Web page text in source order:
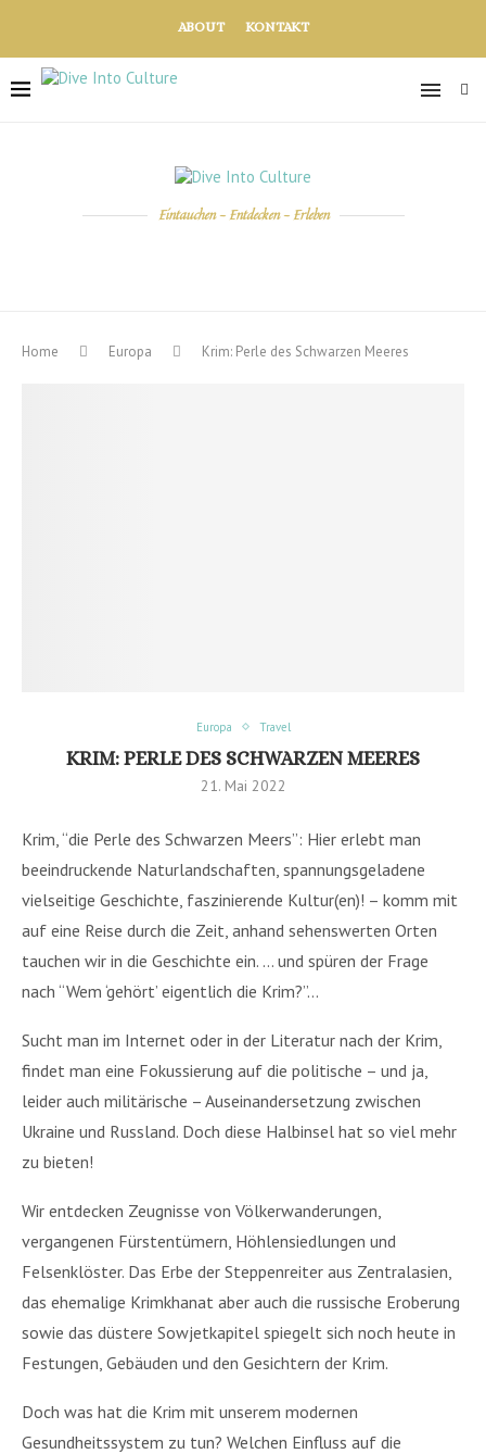
ABOUT KONTAKT
Eintauchen - Entdecken - Erleben
Home Europa Krim: Perle des Schwarzen Meeres
Europa Travel
KRIM: PERLE DES SCHWARZEN MEERES
21. Mai 2022
Krim, “die Perle des Schwarzen Meers”: Hier erlebt man
beeindruckende Naturlandschaften, spannungsgeladene
vielseitige Geschichte, faszinierende Kultur(en)! – komm mit
auf eine Reise durch die Zeit, anhand sehenswerten Orten
tauchen wir in die Geschichte ein. … und spüren der Frage
nach “Wem ‘gehört’ eigentlich die Krim?”…
Sucht man im Internet oder in der Literatur nach der Krim,
findet man eine Fokussierung auf die politische – und ja,
leider auch militärische – Auseinandersetzung zwischen
Ukraine und Russland. Doch diese Halbinsel hat so viel mehr
zu bieten!
Wir entdecken Zeugnisse von Völkerwanderungen,
vergangenen Fürstentümern, Höhlensiedlungen und
Felsenklöster. Das Erbe der Steppenreiter aus Zentralasien,
das ehemalige Krimkhanat aber auch die russische Eroberung
sowie das düstere Sowjetkapitel spiegelt sich noch heute in
Festungen, Gebäuden und den Gesichtern der Krim.
Doch was hat die Krim mit unserem modernen
Gesundheitssystem zu tun? Welchen Einfluss auf die